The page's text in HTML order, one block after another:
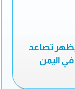
تصاعد
اليمن